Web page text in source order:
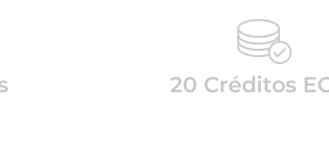
20 Créditos